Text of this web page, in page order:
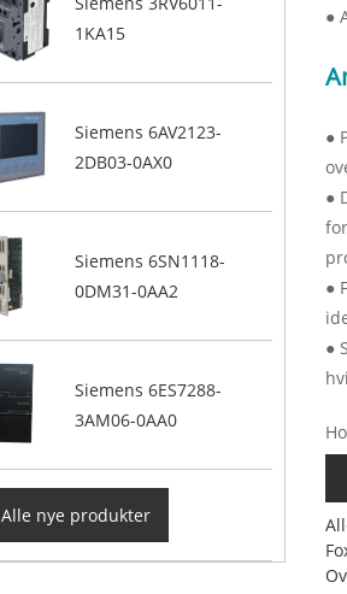
1KA15
Siemens 6AV2123-
2DB03-0AX0
Siemens 6SN1118-
0DM31-0AA2
Siemens 6ES7288-
3AM06-0AA0
Alle nye produkter
●
●
●
●
●